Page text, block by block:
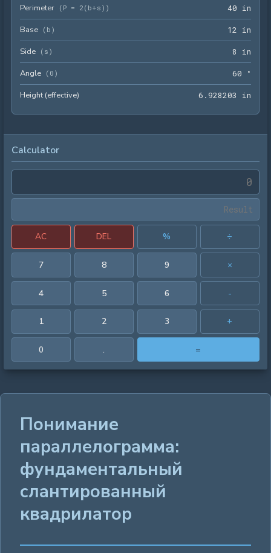
Perimeter ( P = 2(b+s) ) 40 in
Base ( b ) 12 in
Side ( s ) 8 in
Angle ( θ ) 60 °
Height (effective) 6 . 928203 in
Calculator
AC DEL % ÷
7 8 9 ×
4 5 6 -
1 2 3 +
0 . =
Понимание
параллелограмма:
фундаментальный
слантированный
квадрилатор